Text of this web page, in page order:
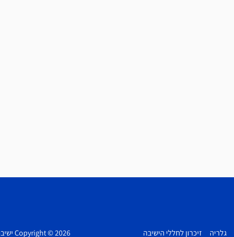
גלריה זיכרון לחללי הישיבה Copyright © 2026 ישיבת הכותל